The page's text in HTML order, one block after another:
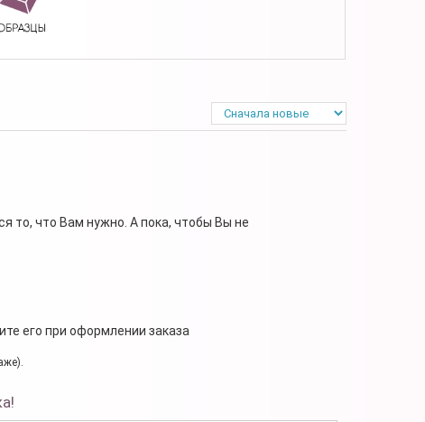
то, что Вам нужно. А пока, чтобы Вы не
его при оформлении заказа